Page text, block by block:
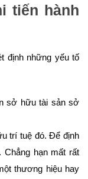
tiến hành
định những yếu tố
sở hữu tài sản sở
trí tuệ đó. Để định
Chẳng hạn mất rất
thương hiệu hay